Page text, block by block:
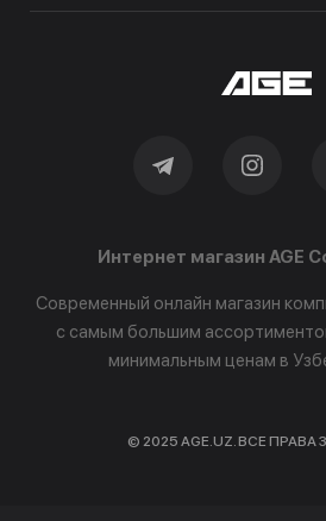
Интернет магазин AGE
Современный онлайн магазин
с самым большим
минимальным ценам в
© 2025 AGE.UZ. ВСЕ